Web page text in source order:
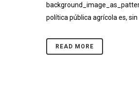
política pública agrícola es,
READ MORE